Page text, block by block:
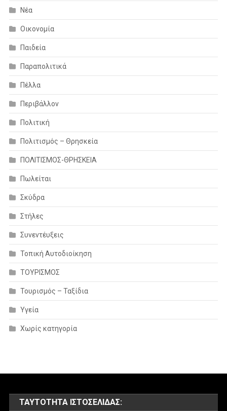
Νέα
Οικονομία
Παιδεία
Παραπολιτικά
Πέλλα
Περιβάλλον
Πολιτική
Πολιτισμός – Θρησκεία
ΠΟΛΙΤΙΣΜΟΣ-ΘΡΗΣΚΕΙΑ
Πωλείται
Σκύδρα
Στήλες
Συνεντέυξεις
Τοπική Αυτοδιοίκηση
ΤΟΥΡΙΣΜΟΣ
Τουρισμός – Ταξίδια
Υγεία
Χωρίς κατηγορία
ΤΑΥΤΌΤΗΤΑ ΙΣΤΟΣΕΛΊΔΑΣ: